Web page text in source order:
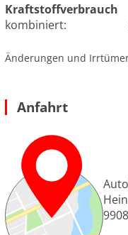
Kraftstoffverbrauch
kombiniert:
Änderungen und
Anfahrt